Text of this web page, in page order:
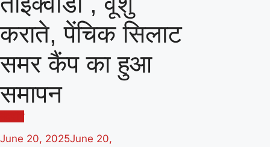
कराते, पेंचिक सिलाट
समर कैंप का हुआ
समापन
June 20, 2025June 20,